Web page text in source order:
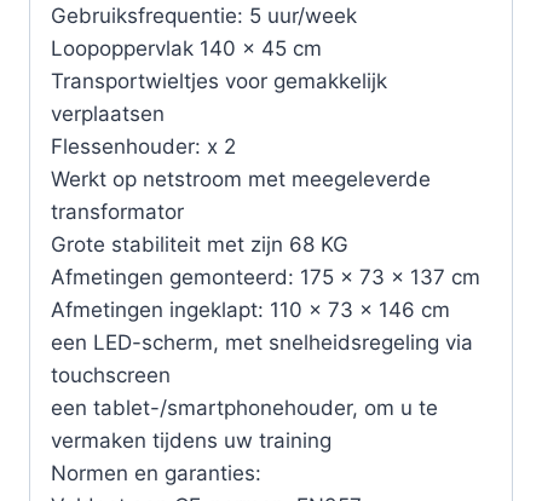
Gebruiksfrequentie: 5 uur/week
Loopoppervlak 140 x 45 cm
Transportwieltjes voor gemakkelijk
verplaatsen
Flessenhouder: x 2
Werkt op netstroom met meegeleverde
transformator
Grote stabiliteit met zijn 68 KG
Afmetingen gemonteerd: 175 x 73 x 137 cm
Afmetingen ingeklapt: 110 x 73 x 146 cm
een LED-scherm, met snelheidsregeling via
touchscreen
een tablet-/smartphonehouder, om u te
vermaken tijdens uw training
Normen en garanties: